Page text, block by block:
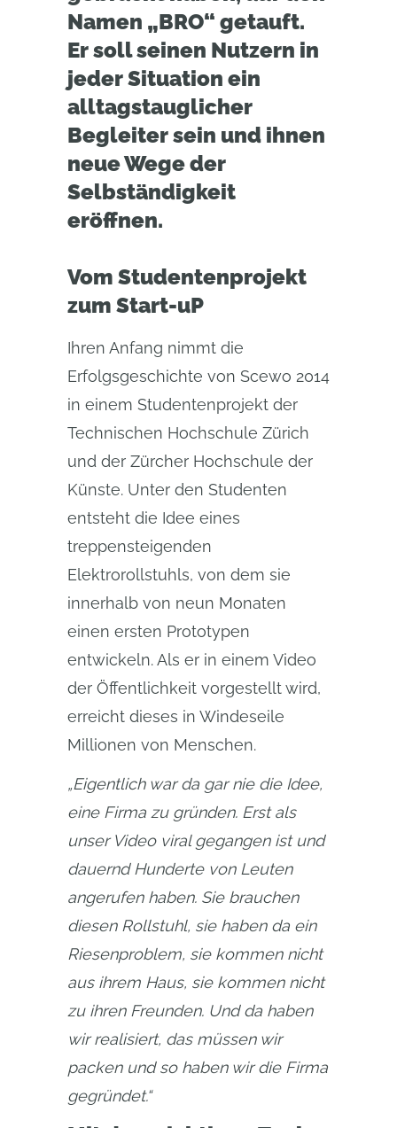
Namen „BRO“ getauft.
Er soll seinen Nutzern in
jeder Situation ein
alltagstauglicher
Begleiter sein und ihnen
neue Wege der
Selbständigkeit
eröffnen.
Vom Studentenprojekt
zum Start-uP
Ihren Anfang nimmt die
Erfolgsgeschichte von Scewo 2014
in einem Studentenprojekt der
Technischen Hochschule Zürich
und der Zürcher Hochschule der
Künste. Unter den Studenten
entsteht die Idee eines
treppensteigenden
Elektrorollstuhls, von dem sie
innerhalb von neun Monaten
einen ersten Prototypen
entwickeln. Als er in einem Video
der Öffentlichkeit vorgestellt wird,
erreicht dieses in Windeseile
Millionen von Menschen.
„Eigentlich war da gar nie die Idee,
eine Firma zu gründen. Erst als
unser Video viral gegangen ist und
dauernd Hunderte von Leuten
angerufen haben. Sie brauchen
diesen Rollstuhl, sie haben da ein
Riesenproblem, sie kommen nicht
aus ihrem Haus, sie kommen nicht
zu ihren Freunden. Und da haben
wir realisiert, das müssen wir
packen und so haben wir die Firma
gegründet.“